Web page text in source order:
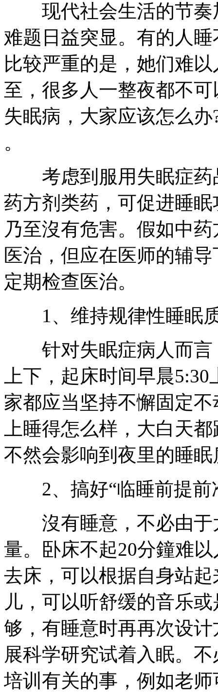
现代社会生活的节奏
难题日益突显。有的人
比较严重的是，她们难
至，很多人一整夜都不
失眠病，大家应该怎么
。
考虑到服用失眠症药
药方剂类药，可促进睡
乃至沒有危害。假如中
医治，但应在医师的辅
定期检查医治。
1、维持规律性睡眠
针对失眠症病人而言
上下，起床时间早晨
家都应当坚持不懈固定
上睡得怎么样，大白天
不然会影响到夜里的睡眠
2、搞好“临睡前提前
沒有睡意，不必由于
量。卧床不起20分鐘难
去床，可以根据自身站
儿，可以听舒缓的音乐
够，有睡意时再再次设
展科学研究试着入眠。
培训有关的事，例如老